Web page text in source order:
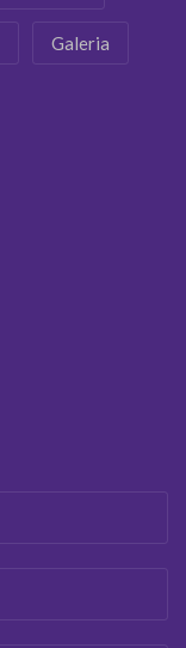
Galeria